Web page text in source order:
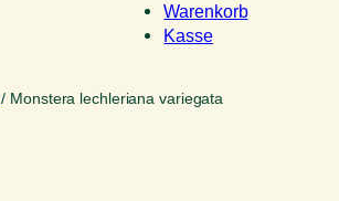
Warenkorb
Kasse
/ Monstera lechleriana variegata